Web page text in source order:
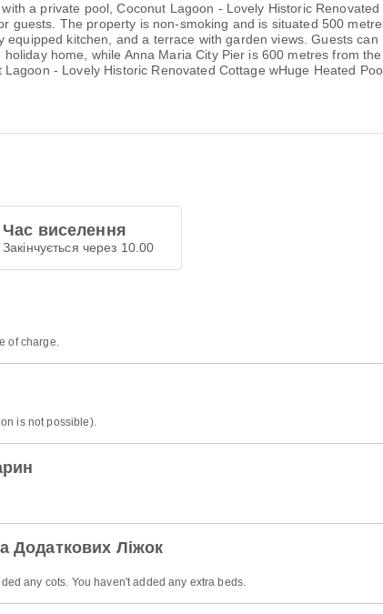
a private pool, Coconut Lagoon - Lovely Historic
guests. The property is non-smoking and is situated 500
equipped kitchen, and a terrace with garden views. Guests
home, while Anna Maria City Pier is 600 metres from
- Lovely Historic Renovated Cottage wHuge Heated
Час виселення
Закінчується через 10.00
of charge.
is not possible).
Додаткових Ліжок
any cots. You haven't added any extra beds.